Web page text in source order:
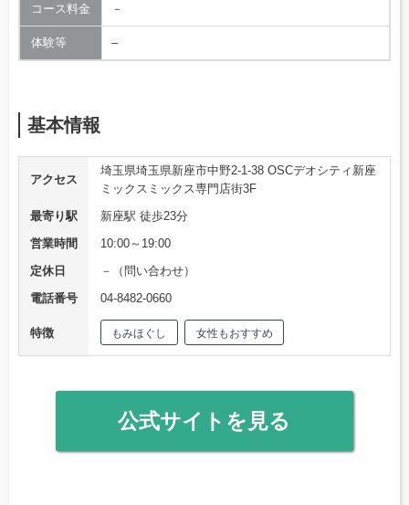
コース料金 －
体験等 –
基本情報
アクセス
埼玉県埼玉県新座市中野2-1-38 OSCデオシティ新座
ミックスミックス専門店街3F
最寄り駅
新座駅 徒歩23分
営業時間
10:00～19:00
定休日
－（問い合わせ）
電話番号
04-8482-0660
特徴 もみほぐし 女性もおすすめ
公式サイトを見る